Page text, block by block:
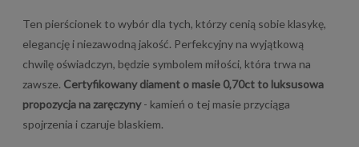
Ten pierścionek to wybór dla tych, którzy cenią sobie klasykę,
elegancję i niezawodną jakość. Perfekcyjny na wyjątkową
chwilę oświadczyn, będzie symbolem miłości, która trwa na
zawsze. Certyfikowany diament o masie 0,70ct to luksusowa
propozycja na zaręczyny- kamień o tej masie przyciąga
spojrzenia i czaruje blaskiem.